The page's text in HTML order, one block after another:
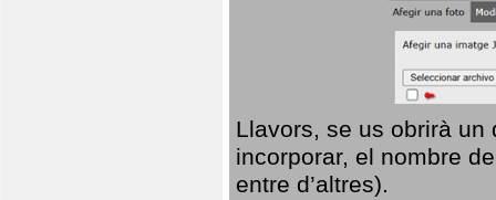
Llavors, se us obrirà
incorporar, el nombre
entre d’altres).